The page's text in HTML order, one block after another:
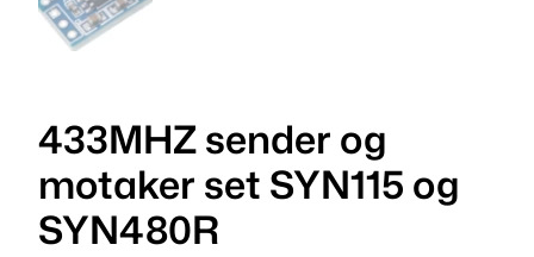
433MHZ sender og
motaker set SYN115 og
SYN480R